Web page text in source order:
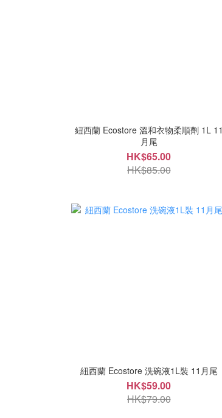
紐西蘭 Ecostore 溫和衣物柔順劑 1L 11
月尾
HK$65.00
HK$85.00
紐西蘭 Ecostore 洗碗液1L裝 11月尾
HK$59.00
HK$79.00